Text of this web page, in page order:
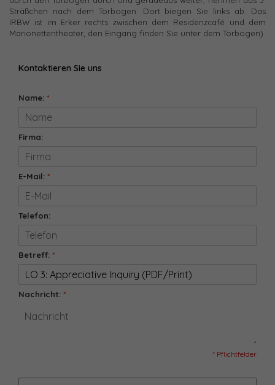
Sträßchen nach dem Torbogen. Dort biegen Sie links ab. Das
IRBW ist im Erker rechts zwischen dem Residenzcafé und dem
Marionettentheater, den Eingang finden Sie unter dem Torbogen).
Kontaktieren Sie uns
Name: *
Firma:
E-Mail: *
Telefon:
Betreff: *
Nachricht: *
* Pflichtfelder